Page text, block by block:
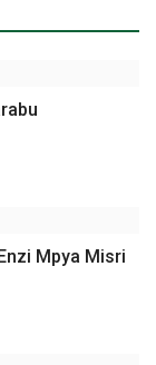
Mpya Misri